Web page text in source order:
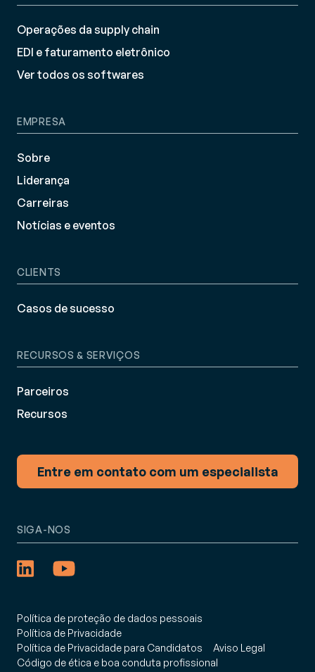
Operações da supply chain
EDI e faturamento eletrônico
Ver todos os softwares
EMPRESA
Sobre
Liderança
Carreiras
Notícias e eventos
CLIENTS
Casos de sucesso
RECURSOS & SERVIÇOS
Parceiros
Recursos
Entre em contato com um especialista
Política de proteção de dados pessoais
Política de Privacidade
Política de Privacidade para Candidatos
Aviso Legal
Código de ética e boa conduta profissional
SIGA-NOS